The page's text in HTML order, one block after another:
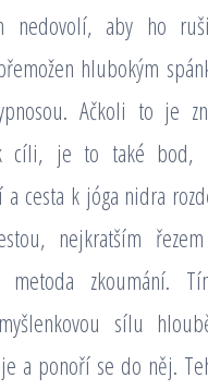
nedovolí, aby ho
hlubokým
Ačkoli to je
cíli, je to také bod,
a cesta k jóga nidra
nejkratším
zkoumání.
sílu
a ponoří se do něj.